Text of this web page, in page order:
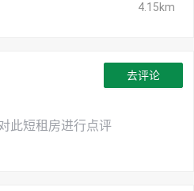
4.15km
此短租房进行点评
去评论